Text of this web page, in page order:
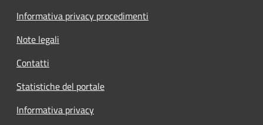
Informativa privacy procedimenti
Note legali
Contatti
Statistiche del portale
Informativa privacy